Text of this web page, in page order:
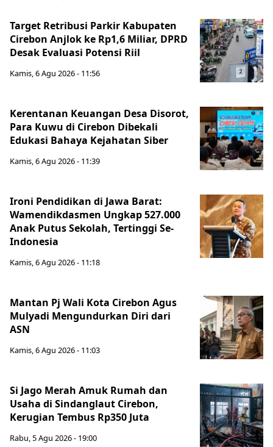
Target Retribusi Parkir Kabupaten
Cirebon Anjlok ke Rp1,6 Miliar, DPRD
Desak Evaluasi Potensi Riil
Kamis, 6 Agu 2026 - 11:56
Kerentanan Keuangan Desa Disorot,
Para Kuwu di Cirebon Dibekali
Edukasi Bahaya Kejahatan Siber
Kamis, 6 Agu 2026 - 11:39
Ironi Pendidikan di Jawa Barat:
Wamendikdasmen Ungkap 527.000
Anak Putus Sekolah, Tertinggi Se-
Indonesia
Kamis, 6 Agu 2026 - 11:18
Mantan Pj Wali Kota Cirebon Agus
Mulyadi Mengundurkan Diri dari
ASN
Kamis, 6 Agu 2026 - 11:03
Si Jago Merah Amuk Rumah dan
Usaha di Sindanglaut Cirebon,
Kerugian Tembus Rp350 Juta
Rabu, 5 Agu 2026 - 19:00